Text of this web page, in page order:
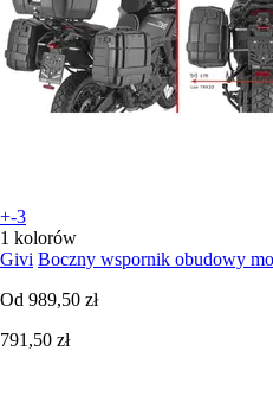
+-3
1 kolorów
Givi Boczny wspornik obudowy
Od 989,50 zł
791,50 zł